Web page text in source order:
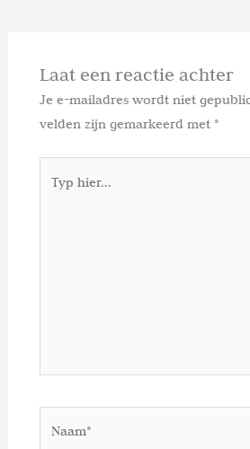
Laat een reactie achter
Je e-mailadres wordt niet
velden zijn gemarkeerd met *
hier...